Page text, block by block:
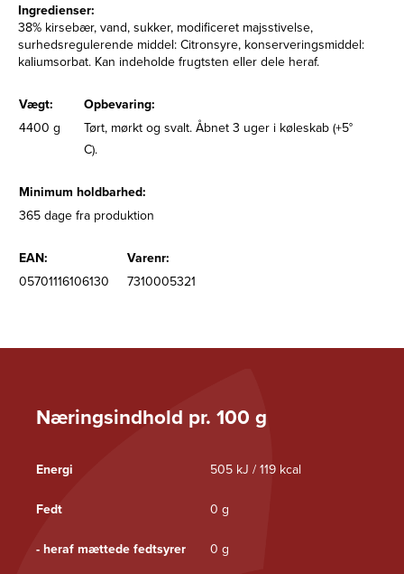
Næringsindhold pr. 100 g
Energi 505 kJ / 119 kcal
Fedt 0 g
- heraf mættede fedtsyrer 0 g
Ingredienser:
38% kirsebær, vand, sukker, modificeret majsstivelse,
surhedsregulerende middel: Citronsyre, konserveringsmiddel:
kaliumsorbat. Kan indeholde frugtsten eller dele heraf.
Vægt:
Opbevaring:
4400 g
Tørt, mørkt og svalt. Åbnet 3 uger i køleskab (+5°
C).
Minimum holdbarhed:
365 dage fra produktion
EAN:
Varenr:
05701116106130
7310005321